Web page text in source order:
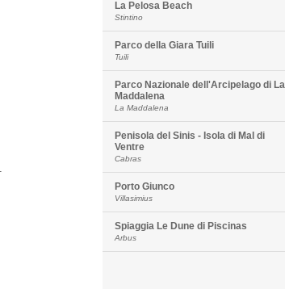
La Pelosa Beach
Stintino
Parco della Giara Tuili
Tuili
Parco Nazionale dell'Arcipelago di La
Maddalena
La Maddalena
Penisola del Sinis - Isola di Mal di
Ventre
Cabras
Porto Giunco
Villasimius
Spiaggia Le Dune di Piscinas
Arbus